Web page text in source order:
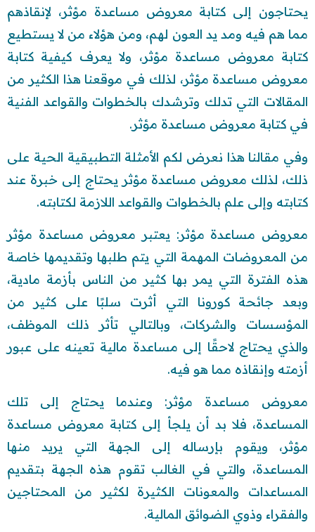
يحتاجون إلى كتابة معروض مساعدة مؤثر، لإنقاذهم
مما هم فيه ومد يد العون لهم، ومن هؤلاء من لا يستطيع
كتابة معروض مساعدة مؤثر، ولا يعرف كيفية كتابة
معروض مساعدة مؤثر، لذلك في موقعنا هذا الكثير من
المقالات التي تدلك وترشدك بالخطوات والقواعد الفنية
في كتابة معروض مساعدة مؤثر.
وفي مقالنا هذا نعرض لكم الأمثلة التطبيقية الحية على
ذلك، لذلك معروض مساعدة مؤثر يحتاج إلى خبرة عند
كتابته وإلى علم بالخطوات والقواعد اللازمة لكتابته.
معروض مساعدة مؤثر: يعتبر معروض مساعدة مؤثر
من المعروضات المهمة التي يتم طلبها وتقديمها خاصة
هذه الفترة التي يمر بها كثير من الناس بأزمة مادية،
وبعد جائحة كورونا التي أثرت سلبًا على كثير من
المؤسسات والشركات، وبالتالي تأثر ذلك الموظف،
والذي يحتاج لاحقًا إلى مساعدة مالية تعينه على عبور
أزمته وإنقاذه مما هو فيه.
معروض مساعدة مؤثر: وعندما يحتاج إلى تلك
المساعدة، فلا بد أن يلجأ إلى كتابة معروض مساعدة
مؤثر، ويقوم بإرساله إلى الجهة التي يريد منها
المساعدة، والتي في الغالب تقوم هذه الجهة بتقديم
المساعدات والمعونات الكثيرة لكثير من المحتاجين
والفقراء وذوي الضوائق المالية.